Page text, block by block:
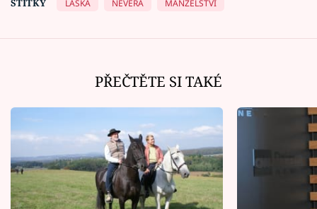
ŠTÍTKY LÁSKA NEVĚRA MANŽELSTVÍ
PŘEČTĚTE SI TAKÉ